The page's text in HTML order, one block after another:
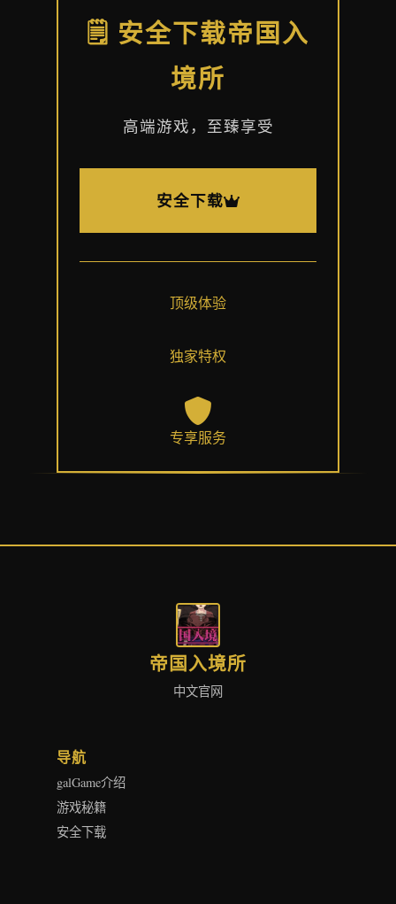
🗒️ 安全下载帝国入
境所
高端游戏，至臻享受
安全下载
顶级体验
独家特权
专享服务
帝国入境所
中文官网
导航
galGame介绍
游戏秘籍
安全下载